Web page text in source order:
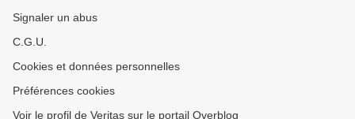
Signaler un abus
C.G.U.
Cookies et données personnelles
Préférences cookies
Voir le profil de Veritas sur le portail Overblog